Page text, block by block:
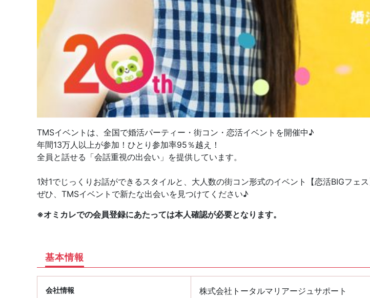
TMSイベントは、全国で婚活パーティー・街コン・恋活イベントを開催中♪
年間13万人以上が参加！ひとり参加率95％越え！
全員と話せる「会話重視の出会い」を提供しています。
1対1でじっくりお話ができるスタイルと、大人数の街コン形式のイベント【恋活BIGフェ
ぜひ、TMSイベントで新たな出会いを見つけてください♪
※オミカレでの会員登録にあたっては本人確認が必要となります。
基本情報
会社情報 株式会社トータルマリアージュサポート